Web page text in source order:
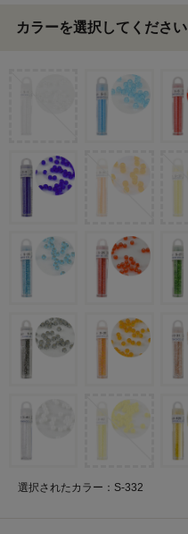
カラーを選択してください
選択されたカラー：S-332